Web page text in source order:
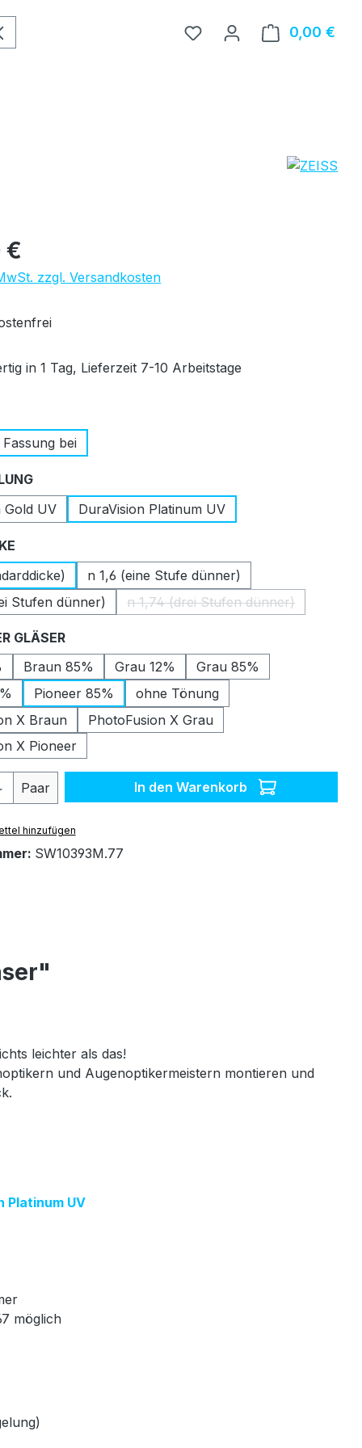
0,00 €
€
zzgl. Versandkosten
in 1 Tag, Lieferzeit 7-10 Arbeitstage
bei
auswählen
Gold UV
DuraVision Platinum UV
n 1,6 (eine Stufe dünner)
Stufen dünner)
n 1,74 (drei Stufen dünner)
(Diese Option ist zurzeit
GLÄSERauswählen
Braun 85% Grau 12%
Grau 85%
Pioneer 85%
ohne Tönung
X Braun
PhotoFusion X Grau
X Pioneer
Anzahl: Gib den gewünschten Wert
Paar In den Warenkorb
hinzufügen
SW10393M.77
leichter als das!
und Augenoptikermeistern montieren und
Platinum UV
möglich